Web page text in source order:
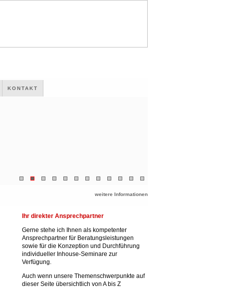
KONTAKT
weitere Informationen
Ihr direkter Ansprechpartner
Gerne stehe ich Ihnen als kompetenter
Ansprechpartner für Beratungsleistungen
sowie für die Konzeption und Durchführung
individueller Inhouse-Seminare zur
Verfügung.
Auch wenn unsere Themenschwerpunkte auf
dieser Seite übersichtlich von A bis Z